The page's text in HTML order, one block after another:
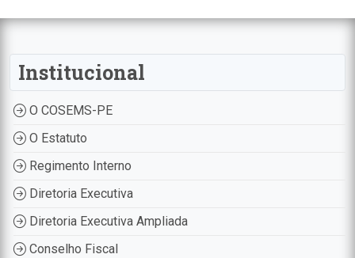
Institucional
O COSEMS-PE
O Estatuto
Regimento Interno
Diretoria Executiva
Diretoria Executiva Ampliada
Conselho Fiscal